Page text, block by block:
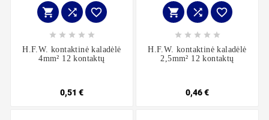
  
    
H.F.W. kontaktinė kaladėlė
4mm² 12 kontaktų
0,51 €
  
    
H.F.W. kontaktinė kaladėlė
2,5mm² 12 kontaktų
0,46 €